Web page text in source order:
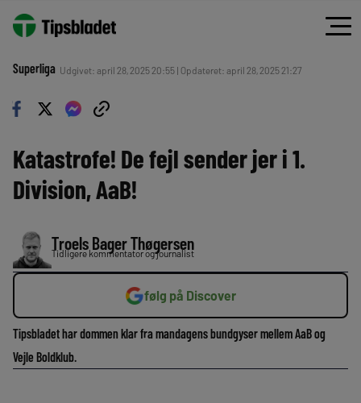
Superliga Udgivet: april 28, 2025 20:55 | Opdateret: april 28, 2025 21:27
Katastrofe! De fejl sender jer i 1.
Division, AaB!
Troels Bager Thøgersen
Tidligere kommentator og journalist
følg på Discover
Tipsbladet har dommen klar fra mandagens bundgyser mellem AaB og
Vejle Boldklub.